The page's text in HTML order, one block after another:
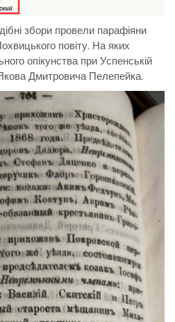
збори провели парафіяни
повіту. На яких
опікунства при Успенській
Дмитровича Пелепейка.